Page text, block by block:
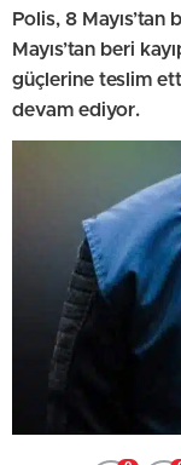
Polis, 8
Mayıs’tan beri
güçlerine teslim
devam ediyor.